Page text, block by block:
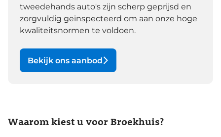
tweedehands auto's zijn scherp geprijsd en
zorgvuldig geïnspecteerd om aan onze hoge
kwaliteitsnormen te voldoen.
Bekijk ons aanbod
Waarom kiest u voor Broekhuis?